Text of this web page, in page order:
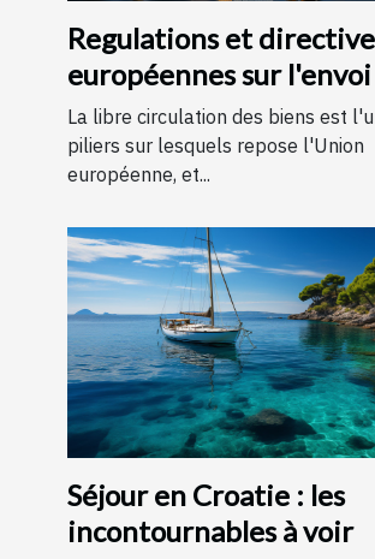
Regulations et
européennes sur
colis transfrontaliers
La libre circulation des biens est
piliers sur lesquels repose l'Union
européenne, et...
Séjour en Croatie : les
incontournables à voir